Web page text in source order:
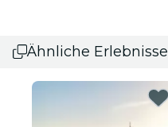
Ähnliche Erlebnisse